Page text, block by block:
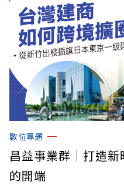
數位專題
昌益事業群｜打造
的開端